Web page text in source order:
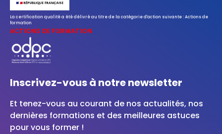
La certification qualité a été délivré au titre de la catégorie d'action suivante : Actions de
formation
ACTIONS DE FORMATION
Inscrivez-vous à notre newsletter
Et tenez-vous au courant de nos actualités, nos
dernières formations et des meilleures astuces
pour vous former !